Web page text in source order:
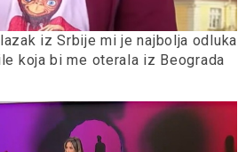
iz Srbije mi je najbolja odluka
koja bi me oterala iz Beograda